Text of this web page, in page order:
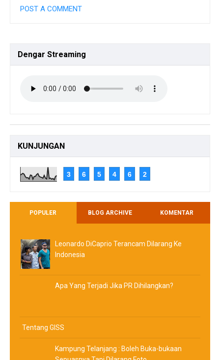
POST A COMMENT
Dengar Streaming
KUNJUNGAN
3 6 5 4 6 2
POPULER BLOG ARCHIVE KOMENTAR
Leonardo DiCaprio Terancam Dilarang Ke
Indonesia
Apa Yang Terjadi Jika PR Dihilangkan?
Tentang GISS
Kampung Telanjang : Boleh Buka-bukaan